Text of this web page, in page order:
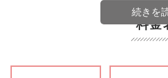
・充実した教習所設備
料金